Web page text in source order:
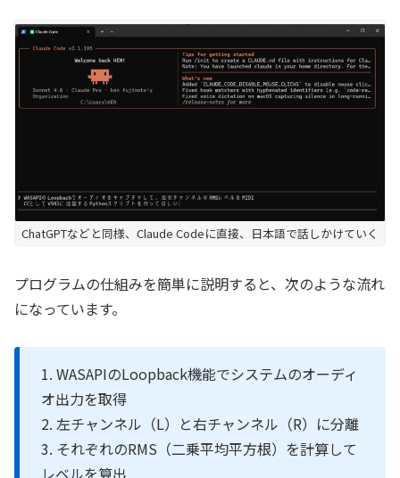
ChatGPTなどと同様、Claude Codeに直接、日本語で話しかけていく
プログラムの仕組みを簡単に説明すると、次のような流れ
になっています。
1. WASAPIのLoopback機能でシステムのオーディ
オ出力を取得
2. 左チャンネル（L）と右チャンネル（R）に分離
3. それぞれのRMS（二乗平均平方根）を計算して